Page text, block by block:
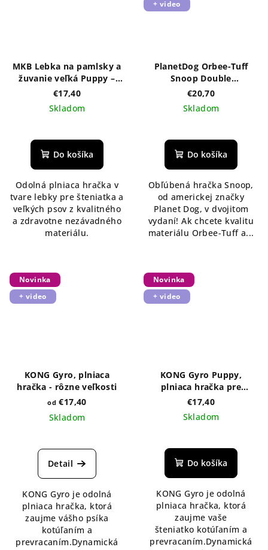
MKB Lebka na pamlsky a
žuvanie veľká Puppy –
ružová
€17,40
Skladom
Do košíka
Odolná plniaca hračka v
tvare lebky pre šteniatka a
veľkých psov z kvalitného
a zdravotne nezávadného
materiálu.
+ video
PlanetDog Orbee-Tuff
Snoop Double
interaktívna plniaca
hračka
€20,70
Skladom
Do košíka
Obľúbená hračka Snoop,
od americkej značky
Planet Dog, v dvojitom
vydaní! Ak chcete kvalitu
materiálu Orbee-Tuff a...
Novinka
+ video
KONG Gyro, plniaca
hračka - rôzne veľkosti
od €17,40
Skladom
Detail
KONG Gyro je odolná
plniaca hračka, ktorá
zaujme vášho psíka
kotúľaním a
prevracaním.Dynamická
Novinka
+ video
KONG Gyro Puppy,
plniaca hračka pre
šteniatka
€17,40
Skladom
Do košíka
KONG Gyro je odolná
plniaca hračka, ktorá
zaujme vaše
šteniatko kotúľaním a
prevracaním.Dynamická